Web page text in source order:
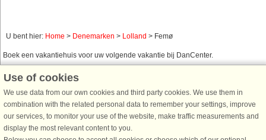
U bent hier: Home > Denemarken > Lolland > Femø
Boek een vakantiehuis voor uw volgende vakantie bij DanCenter.
Gebruik ons eenvoudig zoeksysteem hieronder om een vakantiehuis te vinden
kiezen voor bijvoorbeeld zeezicht, zwembad, vaatwasser en internet.
Use of cookies
We use data from our own cookies and third party cookies. We use them in
combination with the related personal data to remember your settings, improve
our services, to monitor your use of the website, make traffic measurements and
display the most relevant content to you.